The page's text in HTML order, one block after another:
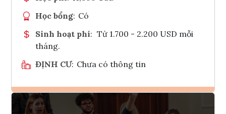
Học bổng: Có
Sinh hoạt phí: Từ 1.700 - 2.200 USD mỗi
tháng.
ĐỊNH CƯ: Chưa có thông tin
Ghi danh